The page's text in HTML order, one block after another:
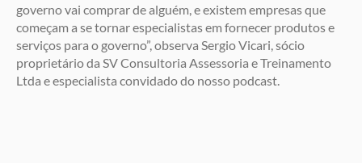
governo vai comprar de alguém, e existem empresas que
começam a se tornar especialistas em fornecer produtos e
serviços para o governo”, observa Sergio Vicari, sócio
proprietário da SV Consultoria Assessoria e Treinamento
Ltda e especialista convidado do nosso podcast.